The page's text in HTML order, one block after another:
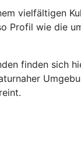
vielfältigen
Profil wie die
finden sich